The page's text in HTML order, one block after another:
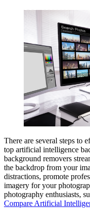
There are several steps to
top artificial intelligence
background removers
the backdrop from your
distractions, promote
imagery for your
photography enthusiasts,
Compare Artificial